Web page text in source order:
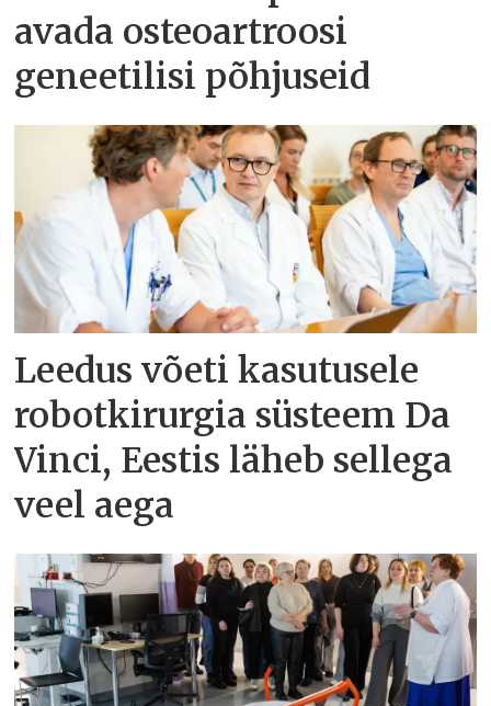
avada osteoartroosi
geneetilisi põhjuseid
Leedus võeti kasutusele
robotkirurgia süsteem Da
Vinci, Eestis läheb sellega
veel aega